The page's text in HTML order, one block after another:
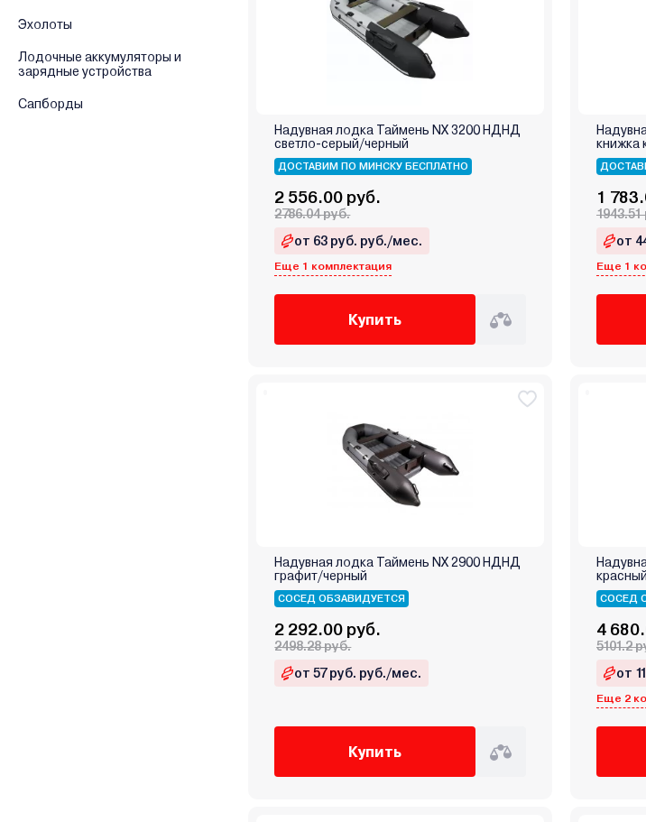
Эхолоты
Лодочные аккумуляторы и
зарядные устройства
Сапборды
Надувная лодка Таймень NX 3200 НДНД
светло-серый/черный
ДОСТАВИМ ПО МИНСКУ БЕСПЛАТНО
2 556.00 руб.
2786.04 руб.
от 63 руб. руб./мес.
Еще 1 комплектация
Купить
книжка
1
1943.51
от
Еще 1
Надувная лодка Таймень NX 2900 НДНД
графит/черный
СОСЕД ОБЗАВИДУЕТСЯ
2 292.00 руб.
2498.28 руб.
от 57 руб. руб./мес.
Купить
СОСЕД
4
5101.2
от
Еще 2